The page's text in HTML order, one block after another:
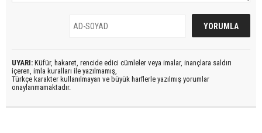
UYARI: Küfür, hakaret, rencide edici cümleler veya imalar, inançlara saldırı
içeren, imla kuralları ile yazılmamış,
Türkçe karakter kullanılmayan ve büyük harflerle yazılmış yorumlar
onaylanmamaktadır.